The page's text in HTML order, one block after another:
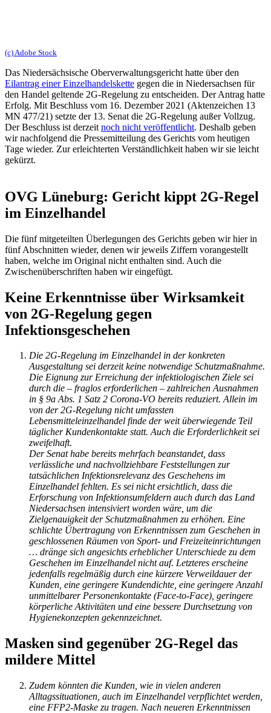
(c) Adobe Stock
Das Niedersächsische Oberverwaltungsgericht hatte über den
Eilantrag einer Einzelhandelskette gegen die in Niedersachsen für
den Handel geltende 2G-Regelung zu entscheiden. Der Antrag hatte
Erfolg. Mit Beschluss vom 16. Dezember 2021 (Aktenzeichen 13
MN 477/21) setzte der 13. Senat die 2G-Regelung außer Vollzug.
Der Beschluss ist derzeit noch nicht veröffentlicht. Deshalb geben
wir nachfolgend die Pressemitteilung des Gerichts vom heutigen
Tage wieder. Zur erleichterten Verständlichkeit haben wir sie leicht
gekürzt.
OVG Lüneburg: Gericht kippt 2G-Regel
im Einzelhandel
Die fünf mitgeteilten Überlegungen des Gerichts geben wir hier in
fünf Abschnitten wieder, denen wir jeweils Ziffern vorangestellt
haben, welche im Original nicht enthalten sind. Auch die
Zwischenüberschriften haben wir eingefügt.
Keine Erkenntnisse über Wirksamkeit
von 2G-Regelung gegen
Infektionsgeschehen
Die 2G-Regelung im Einzelhandel in der konkreten
Ausgestaltung sei derzeit keine notwendige Schutzmaßnahme.
Die Eignung zur Erreichung der infektiologischen Ziele sei
durch die – fraglos erforderlichen – zahlreichen Ausnahmen
in § 9a Abs. 1 Satz 2 Corona-VO bereits reduziert. Allein im
von der 2G-Regelung nicht umfassten
Lebensmitteleinzelhandel finde der weit überwiegende Teil
täglicher Kundenkontakte statt. Auch die Erforderlichkeit sei
zweifelhaft.
Der Senat habe bereits mehrfach beanstandet, dass
verlässliche und nachvollziehbare Feststellungen zur
tatsächlichen Infektionsrelevanz des Geschehens im
Einzelhandel fehlten. Es sei nicht ersichtlich, dass die
Erforschung von Infektionsumfeldern auch durch das Land
Niedersachsen intensiviert worden wäre, um die
Zielgenauigkeit der Schutzmaßnahmen zu erhöhen. Eine
schlichte Übertragung von Erkenntnissen zum Geschehen in
geschlossenen Räumen von Sport- und Freizeiteinrichtungen
… dränge sich angesichts erheblicher Unterschiede zu dem
Geschehen im Einzelhandel nicht auf. Letzteres erscheine
jedenfalls regelmäßig durch eine kürzere Verweildauer der
Kunden, eine geringere Kundendichte, eine geringere Anzahl
unmittelbarer Personenkontakte (Face-to-Face), geringere
körperliche Aktivitäten und eine bessere Durchsetzung von
Hygienekonzepten gekennzeichnet.
Masken sind gegenüber 2G-Regel das
mildere Mittel
Zudem könnten die Kunden, wie in vielen anderen
Alltagssituationen, auch im Einzelhandel verpflichtet werden,
eine FFP2-Maske zu tragen. Nach neueren Erkenntnissen